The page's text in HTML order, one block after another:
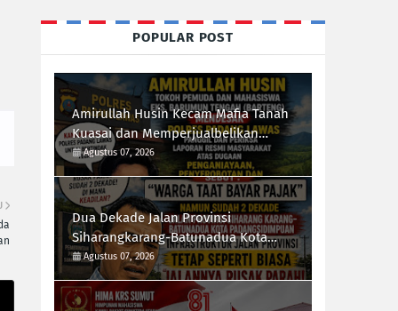
POPULAR POST
Amirullah Husin Kecam Mafia Tanah
Kuasai dan Memperjualbelikan
Lahan Negara, Desak Polres Padang
Lawas Tindak Tegas Mafia Tanah
Agustus 07, 2026
Dua Dekade Jalan Provinsi
Siharangkarang-Batunadua Kota
Padangsidimpuan Rusak Parah,
Rahmad Taufik Dalimunthe Desak
Gubernur Sumut "Turun Tangan"
Agustus 07, 2026